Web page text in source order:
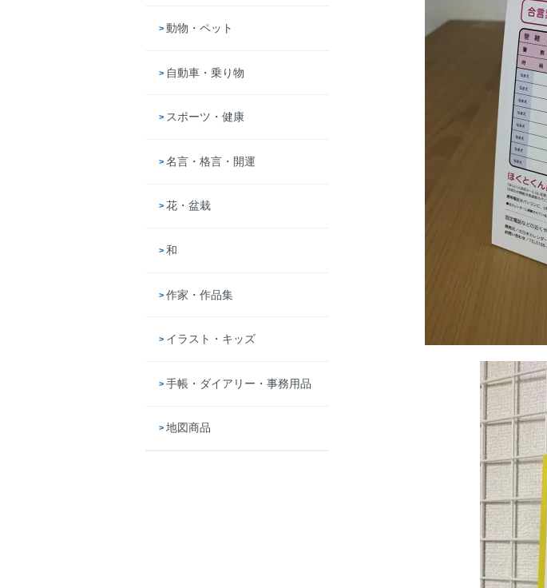
動物・ペット
自動車・乗り物
スポーツ・健康
名言・格言・開運
花・盆栽
和
作家・作品集
イラスト・キッズ
手帳・ダイアリー・事務用品
地図商品